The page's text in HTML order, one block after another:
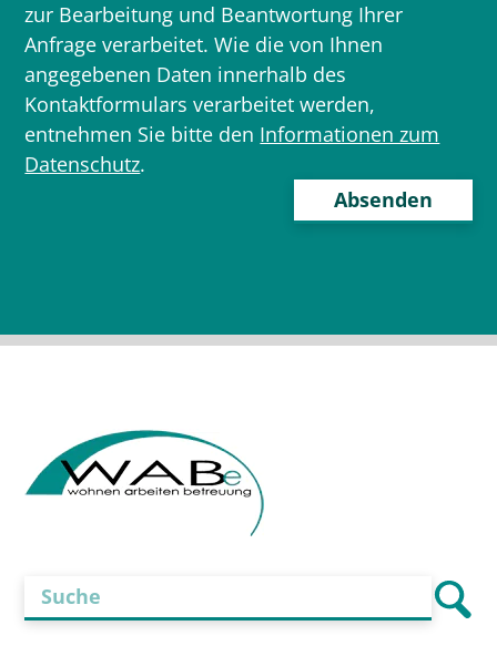
zur Bearbeitung und Beantwortung Ihrer
Anfrage verarbeitet. Wie die von Ihnen
angegebenen Daten innerhalb des
Kontaktformulars verarbeitet werden,
entnehmen Sie bitte den Informationen zum
Datenschutz.